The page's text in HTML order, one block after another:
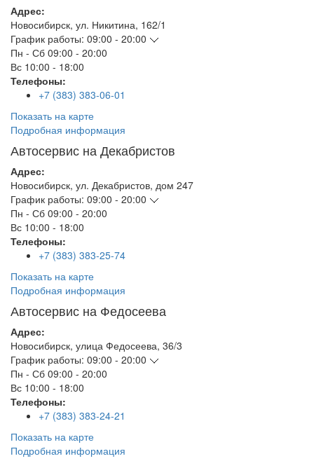
Адрес:
Новосибирск, ул. Никитина, 162/1
График работы: 09:00 - 20:00
Пн - Сб 09:00 - 20:00
Вс 10:00 - 18:00
Телефоны:
+7 (383) 383-06-01
Показать на карте
Подробная информация
Автосервис на Декабристов
Адрес:
Новосибирск, ул. Декабристов, дом 247
График работы: 09:00 - 20:00
Пн - Сб 09:00 - 20:00
Вс 10:00 - 18:00
Телефоны:
+7 (383) 383-25-74
Показать на карте
Подробная информация
Автосервис на Федосеева
Адрес:
Новосибирск, улица Федосеева, 36/3
График работы: 09:00 - 20:00
Пн - Сб 09:00 - 20:00
Вс 10:00 - 18:00
Телефоны:
+7 (383) 383-24-21
Показать на карте
Подробная информация